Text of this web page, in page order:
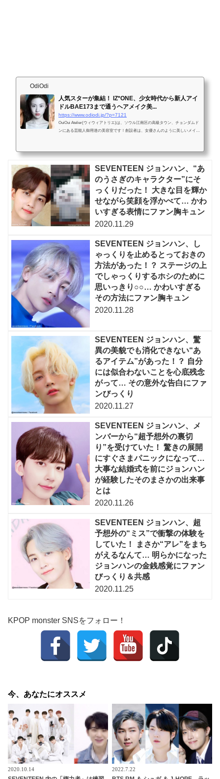
OdiOdi
人気スターが集結！ IZ*ONE、少女時代から新人アイ
ドルBAE173まで通うヘアメイク美...
https://www.odiodi.jp/?p=7121
OuiOui Atelier(ウィウィアトリエ)は、ソウル江南区の高級タウン、チョンダムド
ンにある芸能人御用達の美容室です！創設者は、女優さんのように美しいメイク
SEVENTEEN ジョンハン、“あ
のうさぎのキャラクター”にそ
っくりだった！ 大きな目を輝か
せながら笑顔を浮かべて… かわ
いすぎる表情にファン胸キュン
2020.11.29
SEVENTEEN ジョンハン、し
ゃっくりを止めるとっておきの
方法があった！？ ステージの上
でしゃっくりするホシのために
思いっきり○○… かわいすぎる
その方法にファン胸キュン
2020.11.28
SEVENTEEN ジョンハン、驚
異の美貌でも消化できない“あ
るアイテム”があった！？ 自分
には似合わないことを心底残念
がって… その意外な告白にファ
ンびっくり
2020.11.27
SEVENTEEN ジョンハン、メ
ンバーから“超予想外の裏切
り”を受けていた！ 驚きの展開
にすぐさまパニックになって…
大事な結婚式を前にジョンハン
が経験したそのまさかの出来事
とは
2020.11.26
SEVENTEEN ジョンハン、超
予想外の“ミス”で衝撃の体験を
していた！ まさか“アレ”をまち
がえるなんて… 明らかになった
ジョンハンの金銭感覚にファン
びっくり＆共感
2020.11.25
KPOP monster SNSをフォロー！
今、あなたにオススメ
2020.10.14 2022.7.22